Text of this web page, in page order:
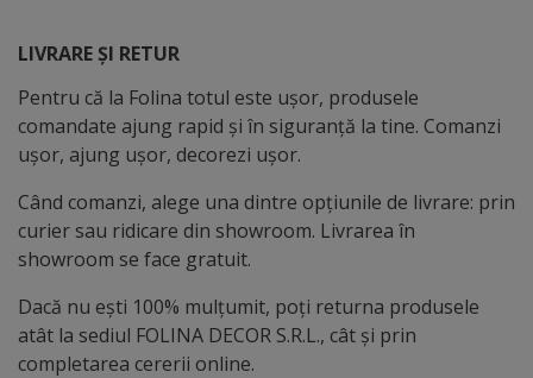
LIVRARE ȘI RETUR
Pentru că la Folina totul este ușor, produsele
comandate ajung rapid și în siguranță la tine. Comanzi
ușor, ajung ușor, decorezi ușor.
Când comanzi, alege una dintre opțiunile de livrare: prin
curier sau ridicare din showroom. Livrarea în
showroom se face gratuit.
Dacă nu ești 100% mulțumit, poți returna produsele
atât la sediul FOLINA DECOR S.R.L., cât și prin
completarea cererii online.